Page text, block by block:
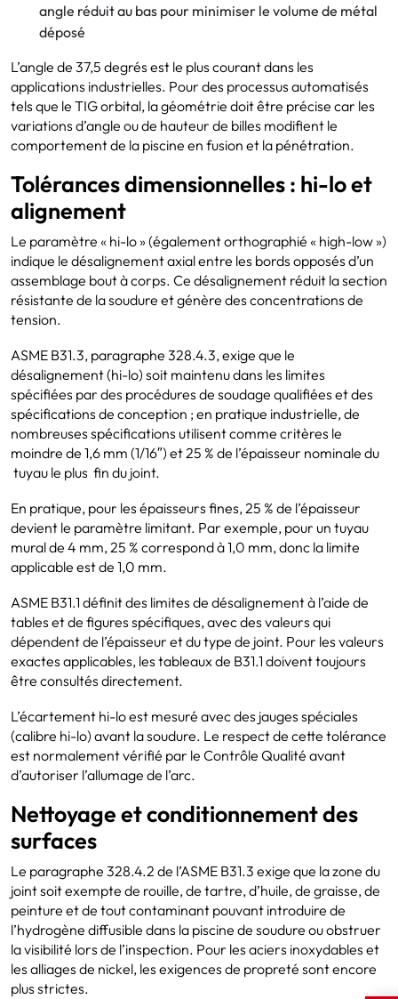
angle réduit au bas pour minimiser le volume de métal
déposé
L’angle de 37,5 degrés est le plus courant dans les
applications industrielles. Pour des processus automatisés
tels que le TIG orbital, la géométrie doit être précise car les
variations d’angle ou de hauteur de billes modifient le
comportement de la piscine en fusion et la pénétration.
Tolérances dimensionnelles : hi-lo et
alignement
Le paramètre « hi-lo » (également orthographié « high-low »)
indique le désalignement axial entre les bords opposés d’un
assemblage bout à corps. Ce désalignement réduit la section
résistante de la soudure et génère des concentrations de
tension.
ASME B31.3, paragraphe 328.4.3, exige que le
désalignement (hi-lo) soit maintenu dans les limites
spécifiées par des procédures de soudage qualifiées et des
spécifications de conception ; en pratique industrielle, de
nombreuses spécifications utilisent comme critères le
moindre de 1,6 mm (1/16″) et 25 % de l’épaisseur nominale du
tuyau le plus fin du joint.
En pratique, pour les épaisseurs fines, 25 % de l’épaisseur
devient le paramètre limitant. Par exemple, pour un tuyau
mural de 4 mm, 25 % correspond à 1,0 mm, donc la limite
applicable est de 1,0 mm.
ASME B31.1 définit des limites de désalignement à l’aide de
tables et de figures spécifiques, avec des valeurs qui
dépendent de l’épaisseur et du type de joint. Pour les valeurs
exactes applicables, les tableaux de B31.1 doivent toujours
être consultés directement.
L’écartement hi-lo est mesuré avec des jauges spéciales
(calibre hi-lo) avant la soudure. Le respect de cette tolérance
est normalement vérifié par le Contrôle Qualité avant
d’autoriser l’allumage de l’arc.
Nettoyage et conditionnement des
surfaces
Le paragraphe 328.4.2 de l’ASME B31.3 exige que la zone du
joint soit exempte de rouille, de tartre, d’huile, de graisse, de
peinture et de tout contaminant pouvant introduire de
l’hydrogène diffusible dans la piscine de soudure ou obstruer
la visibilité lors de l’inspection. Pour les aciers inoxydables et
les alliages de nickel, les exigences de propreté sont encore
plus strictes.